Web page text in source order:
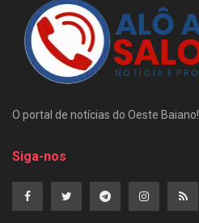
O portal de notícias do Oeste Baiano!
Siga-nos